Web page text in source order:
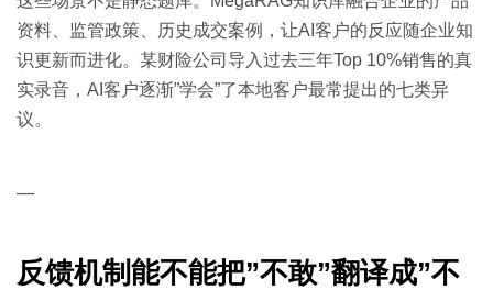
资料、监管政策、历史成交案例，让AI客户的反应随企业知
识更新而进化。某财险公司导入过去三年Top 10%销售的真
实录音，AI客户逐渐”学会”了本地客户最常提出的七类异
议。
—
反馈机制能不能把”不敢”翻译成”不